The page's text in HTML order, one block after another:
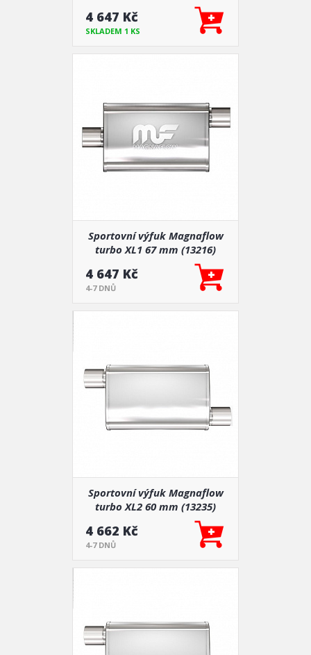
4 647 Kč
SKLADEM 1 KS
Sportovní výfuk Magnaflow
turbo XL1 67 mm (13216)
4 647 Kč
4-7 DNŮ
Sportovní výfuk Magnaflow
turbo XL2 60 mm (13235)
4 662 Kč
4-7 DNŮ